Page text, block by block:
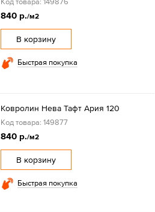
840 р./м2
В корзину
Быстрая покупка
Ковролин Нева Тафт Ария 120
Код товара: 149877
840 р./м2
В корзину
Быстрая покупка